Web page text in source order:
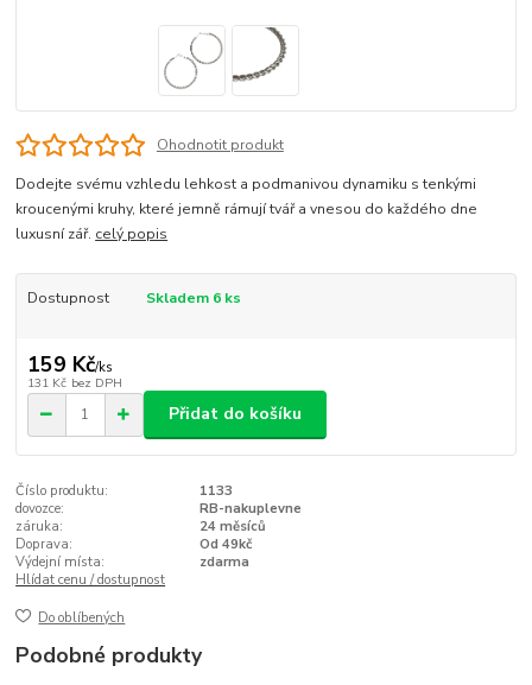
Ohodnotit produkt
Dodejte svému vzhledu lehkost a podmanivou dynamiku s tenkými
kroucenými kruhy, které jemně rámují tvář a vnesou do každého dne
luxusní zář. celý popis
Dostupnost Skladem 6 ks
159 Kč/ks
131 Kč bez DPH
Přidat do košíku
Číslo produktu:
1133
dovozce:
RB-nakuplevne
záruka:
24 měsíců
Doprava:
Od 49kč
Výdejní místa:
zdarma
Hlídat cenu / dostupnost
Do oblíbených
Podobné produkty